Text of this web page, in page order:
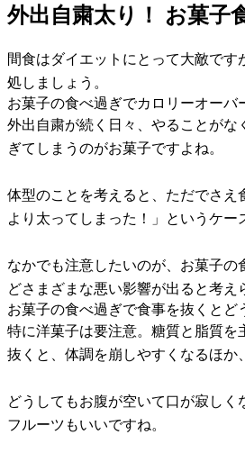
外出自粛太り！ お菓子
間食はダイエットにとって大敵で
処しましょう。
お菓子の食べ過ぎでカロリーオーバ
外出自粛が続く日々、やることが
ぎてしまうのがお菓子ですよね。
体型のことを考えると、ただでさ
より太ってしまった！」というケー
なかでも注意したいのが、お菓子
どさまざまな悪い影響が出ると考え
お菓子の食べ過ぎで食事を抜くとど
特に洋菓子は要注意。糖質と脂質
抜くと、体調を崩しやすくなるほか
どうしてもお腹が空いて口が寂し
フルーツもいいですね。